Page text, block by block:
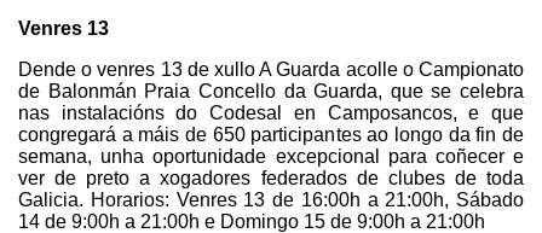
Venres 13
Dende o venres 13 de xullo A Guarda acolle o Campionato
de Balonmán Praia Concello da Guarda, que se celebra
nas instalacións do Codesal en Camposancos, e que
congregará a máis de 650 participantes ao longo da fin de
semana, unha oportunidade excepcional para coñecer e
ver de preto a xogadores federados de clubes de toda
Galicia. Horarios: Venres 13 de 16:00h a 21:00h, Sábado
14 de 9:00h a 21:00h e Domingo 15 de 9:00h a 21:00h